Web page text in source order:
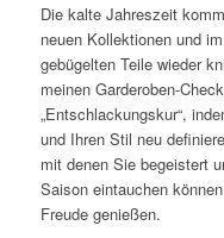
Die kalte Jahreszeit
neuen Kollektionen und
gebügelten Teile wieder
meinen Garderoben-
„Entschlackungskur“,
und Ihren Stil neu
mit denen Sie begeistert
Saison eintauchen
Freude genießen.